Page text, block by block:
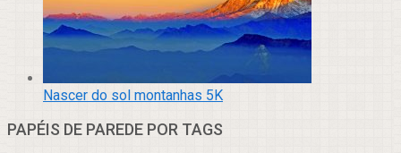
Nascer do sol montanhas 5K
PAPÉIS DE PAREDE POR TAGS